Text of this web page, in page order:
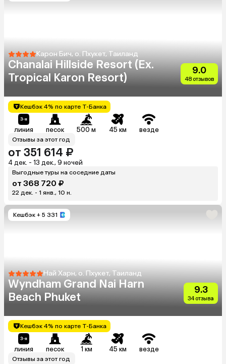
Карон Бич, о. Пхукет, Таиланд
Chanalai Hillside Resort (Ex.
Tropical Karon Resort)
9.0
48 отзывов
Кешбэк 4% по карте Т-Банка
линия песок 500 м 45 км везде
Отзывы за этот год
от 351 614 ₽
4 дек. - 13 дек., 9 ночей
Выгодные туры на соседние даты
от 368 720 ₽
22 дек. - 1 янв., 10 н.
Кешбэк + 5 331
Най Харн, о. Пхукет, Таиланд
Wyndham Grand Nai Harn
Beach Phuket
9.3
34 отзыва
Кешбэк 4% по карте Т-Банка
линия песок 1 км 45 км везде
Отзывы за этот год